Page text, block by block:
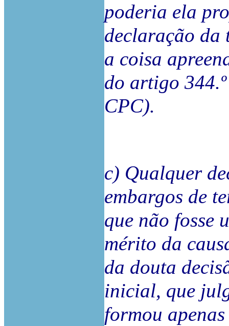
poderia ela
declaração da
a coisa
do artigo
CPC).
c) Qualquer
embargos de
que não fosse
mérito da
da douta
inicial, que
formou